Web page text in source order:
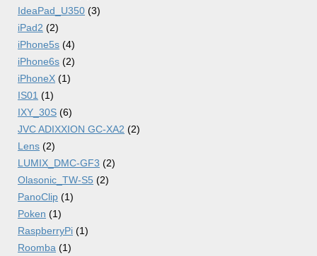
IdeaPad_U350 (3)
iPad2 (2)
iPhone5s (4)
iPhone6s (2)
iPhoneX (1)
IS01 (1)
IXY_30S (6)
JVC ADIXXION GC-XA2 (2)
Lens (2)
LUMIX_DMC-GF3 (2)
Olasonic_TW-S5 (2)
PanoClip (1)
Poken (1)
RaspberryPi (1)
Roomba (1)